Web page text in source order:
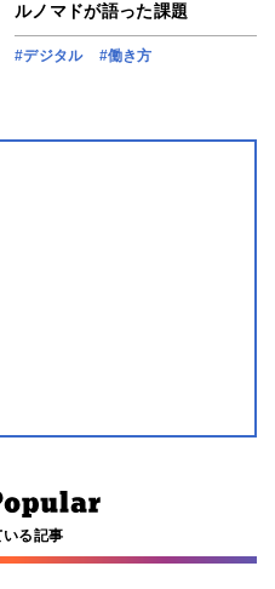
ルノマドが語った課題
#デジタル #働き方
る記事